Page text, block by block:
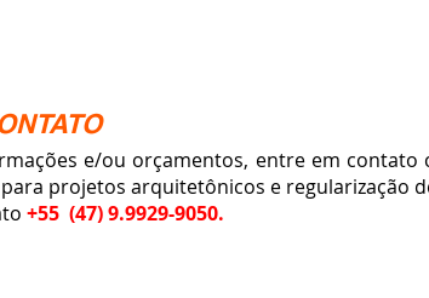
e/ou orçamentos, entre em contato
projetos arquitetônicos e regularização
+55 (47) 9.9929-9050.